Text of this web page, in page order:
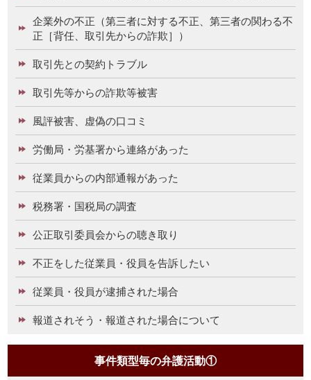
企業外の不正（第三者に対する不正、第三者の関わる不
正［背任、取引先からの詐欺］）
取引先との契約トラブル
取引先等からの詐欺等被害
風評被害、虚偽の口コミ
労働局・労基署から連絡があった
従業員からの内部通報があった
税務署・国税局の調査
公正取引委員会からの聴き取り
不正をした従業員・役員を告訴したい
従業員・役員が逮捕された場合
報道されそう・報道された場合について
事件類型毎の弁護活動①